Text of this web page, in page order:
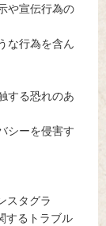
や宣伝行為の
な行為を含ん
する恐れのあ
シーを侵害す
スタグラ
するトラブル